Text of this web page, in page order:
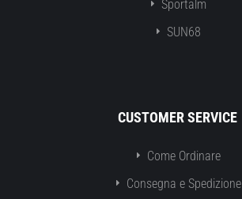
Sportalm
SUN68
CUSTOMER SERVICE
Come Ordinare
Consegna e Spedizione